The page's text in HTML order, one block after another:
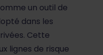
un outil de
dans les
Cette
lignes de risque